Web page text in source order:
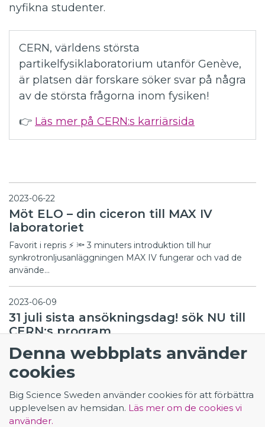
Denna webbplats använder
cookies
Big Science Sweden använder cookies för att förbättra
upplevelsen av hemsidan. Läs mer om de cookies vi
använder.
nyfikna studenter.
CERN, världens största
partikelfysiklaboratorium utanför Genève,
är platsen där forskare söker svar på några
av de största frågorna inom fysiken!
👉 Läs mer på CERN:s karriärsida
2023-06-22
Möt ELO – din ciceron till MAX IV
laboratoriet
Favorit i repris ⚡ 🔦 3 minuters introduktion till hur
synkrotronljusanläggningen MAX IV fungerar och vad de
använde…
2023-06-09
31 juli sista ansökningsdag! sök NU till
CERN:s program
2023-05-26
forskningsanläggningen FAIR? Det
finns nya tjänster att söka nu